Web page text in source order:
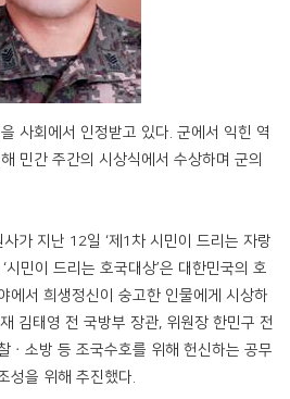
사회에서 인정받고 있다. 군에서 익힌 역
민간 주간의 시상식에서 수상하며 군의
가 지난 12일 ‘제1차 시민이 드리는 자랑
시민이 드리는 호국대상’은 대한민국의 호
에서 희생정신이 숭고한 인물에게 시상하
김태영 전 국방부 장관, 위원장 한민구 전
ㆍ소방 등 조국수호를 위해 헌신하는 공무
성을 위해 추진했다.